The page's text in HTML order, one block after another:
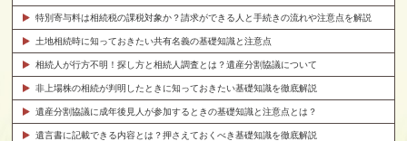
特別寄与料は相続税の課税対象か？請求ができる人と手続きの流れや注意点を解説
土地相続時に知っておきたい共有名義の基礎知識と注意点
相続人が行方不明！探し方と相続人調査とは？遺産分割協議について
非上場株の相続が判明したときに知っておきたい基礎知識を徹底解説
遺産分割協議に成年後見人が参加するときの基礎知識と注意点とは？
遺言書に記載できる内容とは？押さえておくべき基礎知識を徹底解説